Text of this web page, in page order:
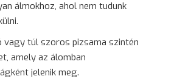
álmokhoz, ahol nem tudunk
vagy túl szoros pizsama szintén
amely az álomban
jelenik meg.